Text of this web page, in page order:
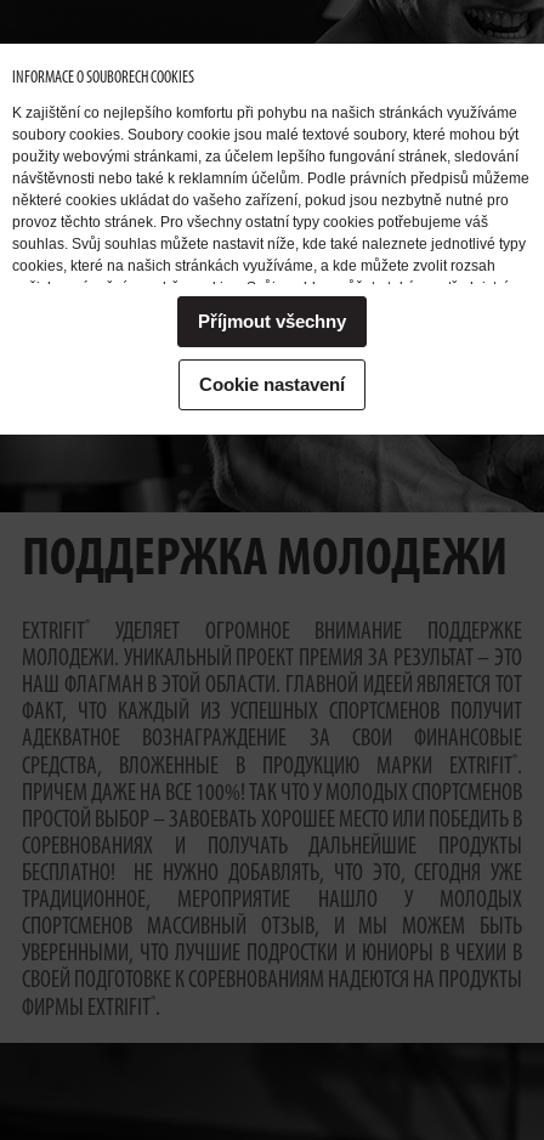
ПОДДЕРЖКА МОЛОДЕЖИ
EXTRIFIT ®
УДЕЛЯЕТ ОГРОМНОЕ ВНИМАНИЕ ПОДДЕРЖКЕ
МОЛОДЕЖИ. УНИКАЛЬНЫЙ ПРОЕКТ ПРЕМИЯ ЗА РЕЗУЛЬТАТ – ЭТО
НАШ ФЛАГМАН В ЭТОЙ ОБЛАСТИ. ГЛАВНОЙ ИДЕЕЙ ЯВЛЯЕТСЯ ТОТ
ФАКТ, ЧТО КАЖДЫЙ ИЗ УСПЕШНЫХ СПОРТСМЕНОВ ПОЛУЧИТ
АДЕКВАТНОЕ ВОЗНАГРАЖДЕНИЕ ЗА СВОИ ФИНАНСОВЫЕ
СРЕДСТВА, ВЛОЖЕННЫЕ В ПРОДУКЦИЮ МАРКИ EXTRIFIT
.
ПРИЧЕМ ДАЖЕ НА ВСЕ 100%! ТАК ЧТО У МОЛОДЫХ СПОРТСМЕНОВ
ПРОСТОЙ ВЫБОР – ЗАВОЕВАТЬ ХОРОШЕЕ МЕСТО ИЛИ ПОБЕДИТЬ В
СОРЕВНОВАНИЯХ И ПОЛУЧАТЬ ДАЛЬНЕЙШИЕ ПРОДУКТЫ
БЕСПЛАТНО! НЕ НУЖНО ДОБАВЛЯТЬ, ЧТО ЭТО, СЕГОДНЯ УЖЕ
ТРАДИЦИОННОЕ, МЕРОПРИЯТИЕ НАШЛО У МОЛОДЫХ
СПОРТСМЕНОВ МАССИВНЫЙ ОТЗЫВ, И МЫ МОЖЕМ БЫТЬ
УВЕРЕННЫМИ, ЧТО ЛУЧШИЕ ПОДРОСТКИ И ЮНИОРЫ В ЧЕХИИ В
СВОЕЙ ПОДГОТОВКЕ К СОРЕВНОВАНИЯМ НАДЕЮТСЯ НА ПРОДУКТЫ
ФИРМЫ EXTRIFIT
® .
INFORMACE O SOUBORECH COOKIES
K zajištění co nejlepšího komfortu při pohybu na našich stránkách využíváme
soubory cookies. Soubory cookie jsou malé textové soubory, které mohou být
použity webovými stránkami, za účelem lepšího fungování stránek, sledování
návštěvnosti nebo také k reklamním účelům. Podle právních předpisů můžeme
některé cookies ukládat do vašeho zařízení, pokud jsou nezbytně nutné pro
provoz těchto stránek. Pro všechny ostatní typy cookies potřebujeme váš
souhlas. Svůj souhlas můžete nastavit níže, kde také naleznete jednotlivé typy
cookies, které na našich stránkách využíváme, a kde můžete zvolit rozsah
našich oprávnění pro sběr cookies. Svůj souhlas můžete také prostřednictvím
potřebovali ohledně výkonu vašich práv v souvislosti se zpracováním cookies
kontaktovat, obraťte se prosím na e-mailovou adresu extrifit@extrifit.com.
Podrobné informace k souborům cookies a více o tom, kdo jsme a jak
zpracováváme vaše osobní údaje můžete najít v naší
Cookie nastavení
Příjmout všechny